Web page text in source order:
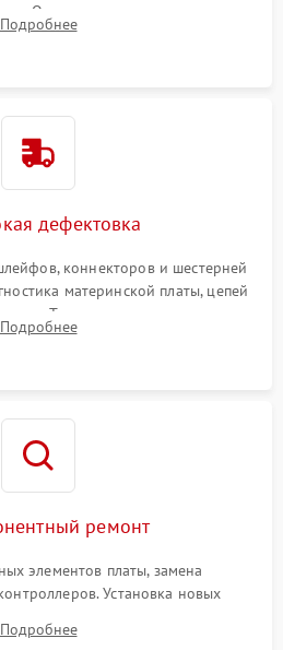
Очистка внутренних узлов от
влаги с помощью спецсредств.
Подробнее
дефектовка
коннекторов и шестерней
материнской платы, цепей
Тестирование механизма
стабилизации.
Подробнее
ремонт
элементов платы, замена
Установка новых
затвора или двигателя
геометрии тубуса объектива
Подробнее